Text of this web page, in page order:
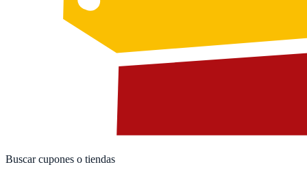
Buscar cupones o tiendas